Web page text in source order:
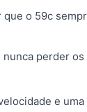
o 59c
perder os
e